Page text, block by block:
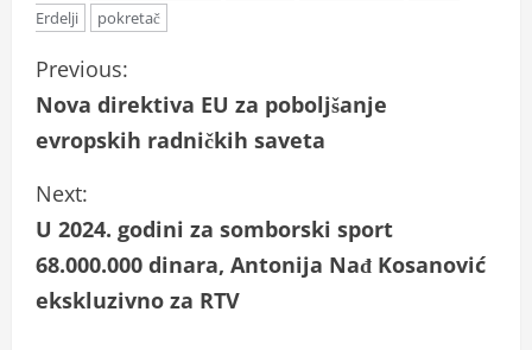
Erdelji
pokretač
C
o
n
t
i
n
Previous:
Nova direktiva EU za poboljšanje
evropskih radničkih saveta
Next:
U 2024. godini za somborski sport
68.000.000 dinara, Antonija Nađ Kosanović
ekskluzivno za RTV